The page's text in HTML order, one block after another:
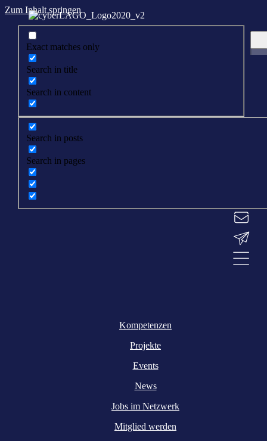
Zum Inhalt springen
Exact matches only
Search in title
Search in content
Search in posts
Search in pages
Kompetenzen
Projekte
Events
News
Jobs im Netzwerk
Mitglied werden